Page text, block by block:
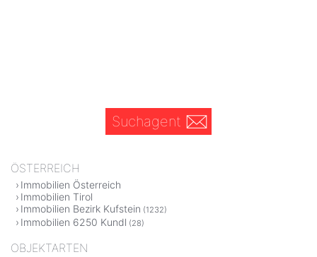
Suchagent
ÖSTERREICH
Immobilien Österreich
Immobilien Tirol
Immobilien Bezirk Kufstein (1232)
Immobilien 6250 Kundl (28)
OBJEKTARTEN